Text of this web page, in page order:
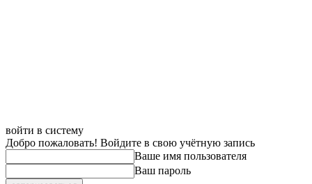
войти в систему
Добро пожаловать! Войдите в свою учётную запись
Ваше имя пользователя
Ваш пароль